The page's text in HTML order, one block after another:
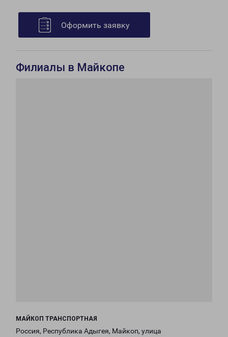
Оформить заявку
Филиалы в Майкопе
МАЙКОП ТРАНСПОРТНАЯ
Россия, Республика Адыгея, Майкоп, улица